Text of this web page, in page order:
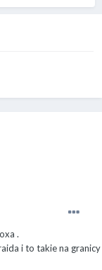
.
i to takie na granicy